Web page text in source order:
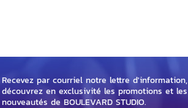
Recevez par courriel notre lettre d'information,
découvrez en exclusivité les promotions et les
nouveautés de BOULEVARD STUDIO.